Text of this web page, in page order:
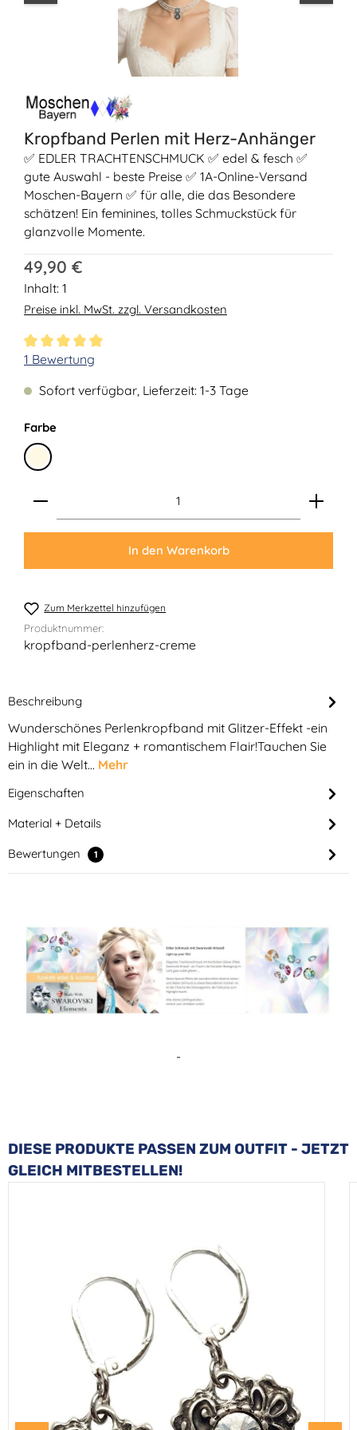
Kropfband Perlen mit Herz-Anhänger
✅ EDLER TRACHTENSCHMUCK ✅ edel & fesch ✅
gute Auswahl - beste Preise ✅ 1A-Online-Versand
Moschen-Bayern ✅ für alle, die das Besondere
schätzen! Ein feminines, tolles Schmuckstück für
glanzvolle Momente.
Regulärer Preis:
49,90 €
Inhalt: 1
Preise inkl. MwSt. zzgl. Versandkosten
Durchschnittliche Bewertung von 5 von 5 Sternen
1 Bewertung
Sofort verfügbar, Lieferzeit: 1-3 Tage
Farbeauswählen
Creme
Produkt Anzahl: Gib den gewünschten Wert ein
In den Warenkorb
Zum Merkzettel hinzufügen
Produktnummer:
kropfband-perlenherz-creme
Beschreibung
Wunderschönes Perlenkropfband mit Glitzer-Effekt -ein
Highlight mit Eleganz + romantischem Flair!Tauchen Sie
ein in die Welt… Mehr
Eigenschaften
Material + Details
Bewertungen
1
-
Produktgalerie überspringen
DIESE PRODUKTE PASSEN ZUM OUTFIT - JETZT
GLEICH MITBESTELLEN!